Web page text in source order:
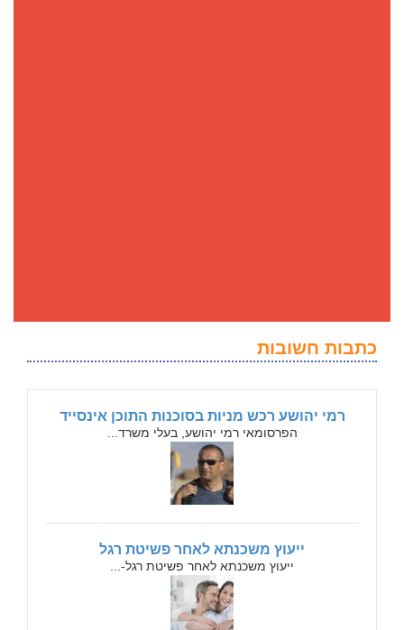
כתבות חשובות
רמי יהושע רכש מניות בסוכנות התוכן אינסייד
הפרסומאי רמי יהושע, בעלי משרד...
ייעוץ משכנתא לאחר פשיטת רגל
ייעוץ משכנתא לאחר פשיטת רגל-...